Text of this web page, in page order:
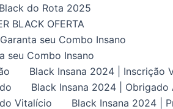
Black do Rota 2025
BLACK OFERTA
seu Combo Insano
seu Combo Insano
Black Insana 2024 | Inscrição
Black Insana 2024 | Obrigado
Vitalício
Black Insana 2024 |